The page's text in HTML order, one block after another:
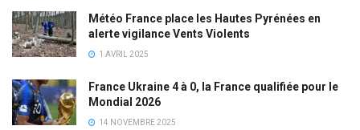
Météo France place les Hautes Pyrénées en
alerte vigilance Vents Violents
1 AVRIL 2025
France Ukraine 4 à 0, la France qualifiée pour le
Mondial 2026
14 NOVEMBRE 2025